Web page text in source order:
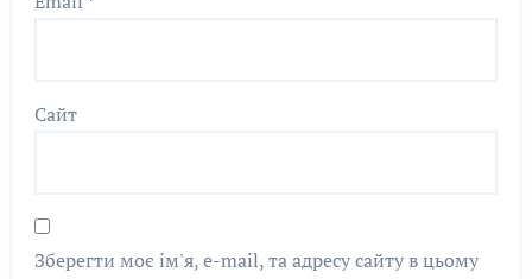
Сайт
Зберегти моє ім'я, e-mail, та адресу сайту в цьому